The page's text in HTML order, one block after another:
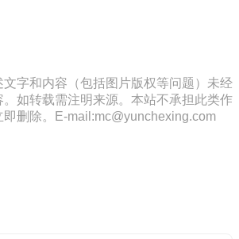
字和内容（包括图片版权等问题）未经
如转载需注明来源。本站不承担此类作
删除。E-mail:mc@yunchexing.com